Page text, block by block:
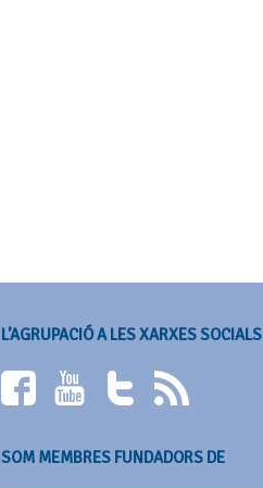
L’AGRUPACIÓ A LES XARXES SOCIALS
SOM MEMBRES FUNDADORS DE